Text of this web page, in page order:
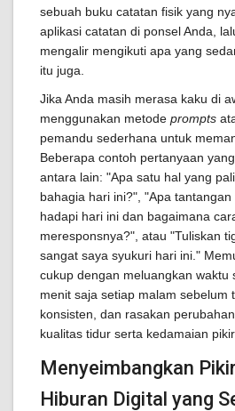
sebuah buku catatan fisik yang
aplikasi catatan di ponsel Anda,
mengalir mengikuti apa yang
itu juga.
Jika Anda masih merasa kaku di
menggunakan metode prompts
pemandu sederhana untuk
Beberapa contoh pertanyaan
antara lain: "Apa satu hal yang
bahagia hari ini?", "Apa
hadapi hari ini dan bagaimana
meresponsnya?", atau "Tuliskan
sangat saya syukuri hari ini."
cukup dengan meluangkan waktu
menit saja setiap malam sebelum
konsisten, dan rasakan
kualitas tidur serta kedamaian
Menyeimbangkan
Hiburan Digital yang